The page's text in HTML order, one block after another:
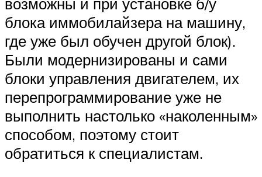
возможны и при установке б/у
блока иммобилайзера на машину,
где уже был обучен другой блок).
Были модернизированы и сами
блоки управления двигателем, их
перепрограммирование уже не
выполнить настолько «наколенным»
способом, поэтому стоит
обратиться к специалистам.